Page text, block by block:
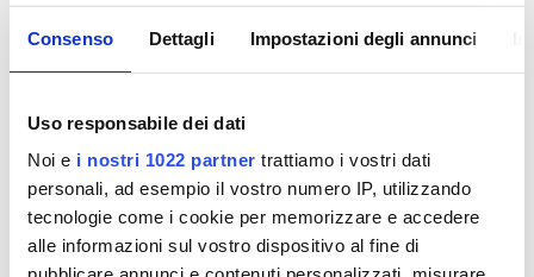
Consenso Dettagli Impostazioni degli annunci
Uso responsabile dei dati
Noi e i nostri 1022 partner trattiamo i vostri dati
personali, ad esempio il vostro numero IP, utilizzando
tecnologie come i cookie per memorizzare e accedere
alle informazioni sul vostro dispositivo al fine di
Si ricorda che è consentita la formulazione di
suggerimenti o osservazioni mediante una nota
da inviare via email
07/06/2013.